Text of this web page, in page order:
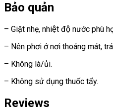
Bảo quản
– Giặt nhẹ, nhiệt độ nước phù
– Nên phơi ở nơi thoáng mát,
– Không là/ủi.
– Không sử dụng thuốc tẩy.
Reviews